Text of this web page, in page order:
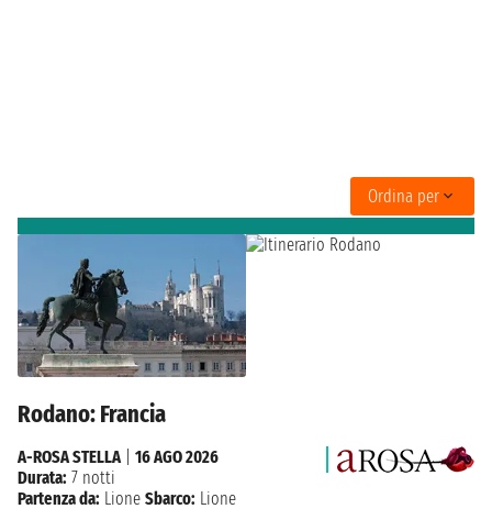
Ordina per
Rodano: Francia
A-ROSA STELLA
16 AGO 2026
Durata: 7 notti
Partenza da: Lione Sbarco: Lione